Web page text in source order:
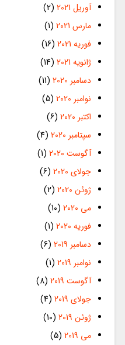
آوریل 2021
(2)
مارس 2021
(1)
فوریه 2021
(16)
ژانویه 2021
(14)
دسامبر 2020
(11)
نوامبر 2020
(5)
اکتبر 2020
(6)
سپتامبر 2020
(4)
آگوست 2020
(1)
جولای 2020
(6)
ژوئن 2020
(2)
می 2020
(10)
فوریه 2020
(1)
دسامبر 2019
(6)
نوامبر 2019
(1)
آگوست 2019
(8)
جولای 2019
(4)
ژوئن 2019
(10)
می 2019
(5)